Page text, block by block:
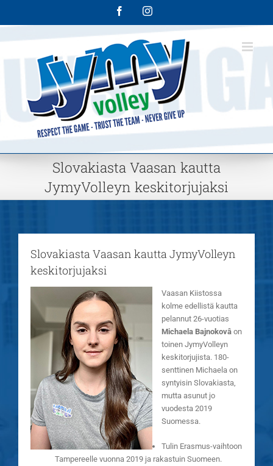
FacebookInstagram
Slovakiasta Vaasan kautta
JymyVolleyn keskitorjujaksi
Slovakiasta Vaasan kautta JymyVolleyn
keskitorjujaksi
Vaasan Kiistossa
kolme edellistä kautta
pelannut 26-vuotias
Michaela Bajnokovâ on
toinen JymyVolleyn
keskitorjujista. 180-
senttinen Michaela on
syntyisin Slovakiasta,
mutta asunut jo
vuodesta 2019
Suomessa.
Tulin Erasmus-vaihtoon
Tampereelle vuonna 2019 ja rakastuin Suomeen.